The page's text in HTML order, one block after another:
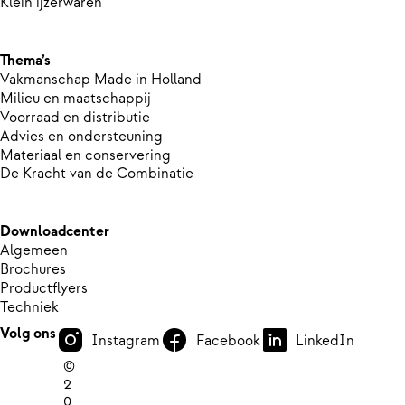
Thema’s
Vakmanschap Made in Holland
Milieu en maatschappij
Voorraad en distributie
Advies en ondersteuning
Materiaal en conservering
De Kracht van de Combinatie
Downloadcenter
Algemeen
Brochures
Productflyers
Techniek
Volg ons
Instagram Facebook
LinkedIn
©
2